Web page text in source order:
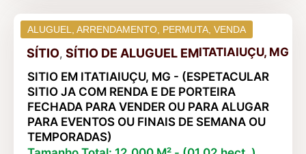
SÍTIO, SÍTIO DE ALUGUEL EMITATIAIUÇU, MG
SITIO EM ITATIAIUÇU, MG - (ESPETACULAR
SITIO JA COM RENDA E DE PORTEIRA
FECHADA PARA VENDER OU PARA ALUGAR
PARA EVENTOS OU FINAIS DE SEMANA OU
TEMPORADAS)
ALUGUEL ARRENDAMENTO PERMUTA VENDA